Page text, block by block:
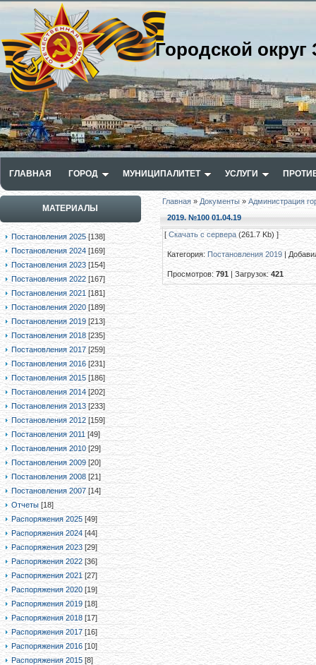
Городской
ГЛАВНАЯ ГОРОД МУНИЦИПАЛИТЕТ УСЛУГИ
МАТЕРИАЛЫ
Постановления 2025 [138]
Постановления 2024 [169]
Постановления 2023 [154]
Постановления 2022 [167]
Постановления 2021 [181]
Постановления 2020 [189]
Постановления 2019 [213]
Постановления 2018 [235]
Постановления 2017 [259]
Постановления 2016 [231]
Постановления 2015 [186]
Постановления 2014 [202]
Постановления 2013 [233]
Постановления 2012 [159]
Постановления 2011 [49]
Постановления 2010 [29]
Постановления 2009 [20]
Постановления 2008 [21]
Постановления 2007 [14]
Отчеты [18]
Распоряжения 2025 [49]
Распоряжения 2024 [44]
Распоряжения 2023 [29]
Распоряжения 2022 [36]
Распоряжения 2021 [27]
Распоряжения 2020 [19]
Распоряжения 2019 [18]
Распоряжения 2018 [17]
Распоряжения 2017 [16]
Распоряжения 2016 [10]
Распоряжения 2015 [8]
Главная» Документы »Администрация
2019. №100 01.04.19
[Скачать с сервера (261.7 Kb) ]
Категория: Постановления 2019|
Просмотров:791 |Загрузок:421